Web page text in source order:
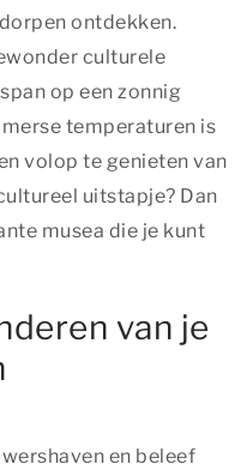
ontdekken.
culturele
op een zonnig
temperaturen is
volop te genieten van
uitstapje? Dan
musea die je kunt
van je
en beleef